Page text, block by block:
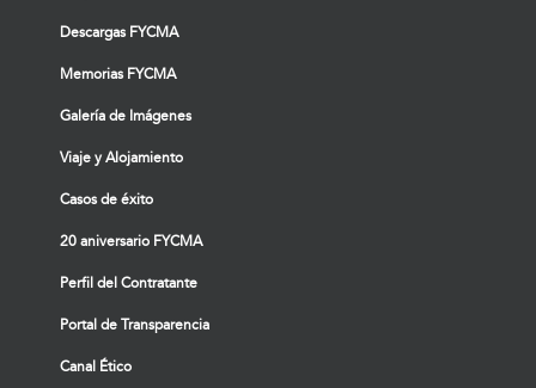
Descargas FYCMA
Memorias FYCMA
Galería de Imágenes
Viaje y Alojamiento
Casos de éxito
20 aniversario FYCMA
Perfil del Contratante
Portal de Transparencia
Canal Ético